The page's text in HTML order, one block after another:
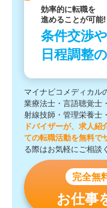
効率的に転職を
進めることが可能!
条件交渉や
日程調整
マイナビコメディカル
業療法士・言語聴覚士
射線技師・管理栄養士
ドバイザーが、求人紹
ての転職活動を無料で
る際はお気軽にご相談
完全無
お仕事